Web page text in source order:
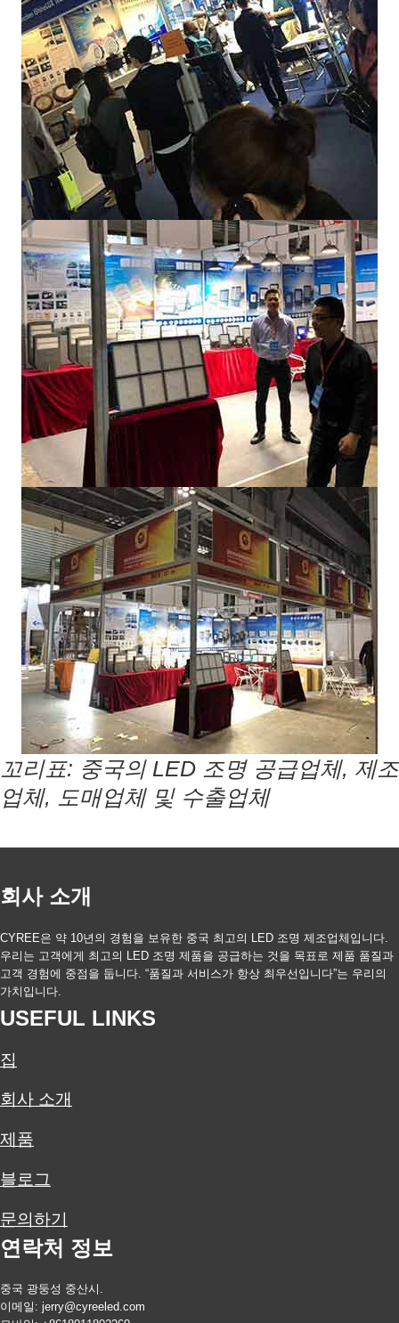
꼬리표: 중국의 LED 조명 공급업체, 제조
업체, 도매업체 및 수출업체
회사 소개
CYREE은 약 10년의 경험을 보유한 중국 최고의 LED 조명 제조업체입니다.
우리는 고객에게 최고의 LED 조명 제품을 공급하는 것을 목표로 제품 품질과
고객 경험에 중점을 둡니다. “품질과 서비스가 항상 최우선입니다”는 우리의
가치입니다.
USEFUL LINKS
집
회사 소개
제품
블로그
문의하기
연락처 정보
중국 광둥성 중산시.
이메일: jerry@cyreeled.com